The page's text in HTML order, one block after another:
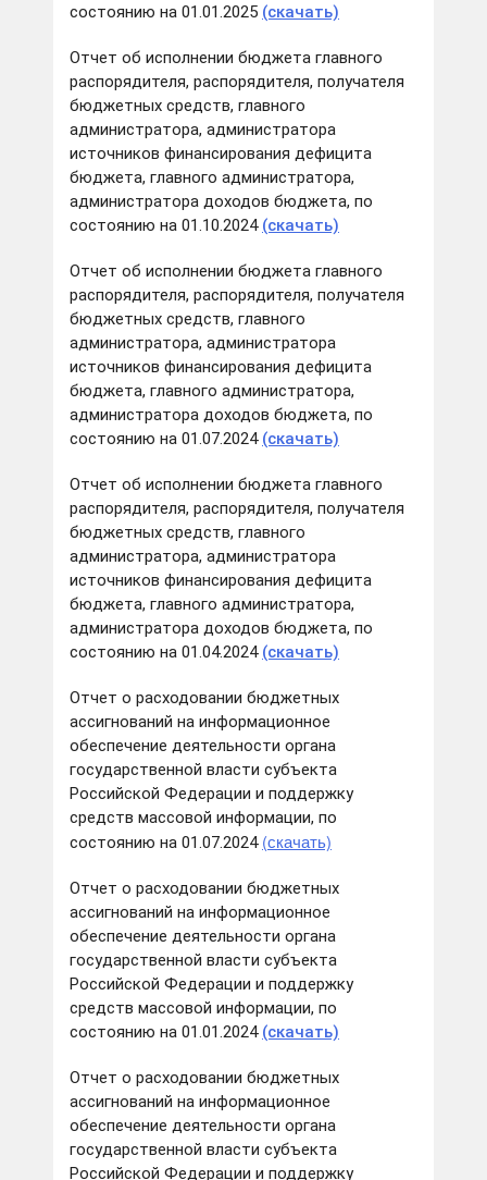
состоянию на 01.01.2025 (скачать)
Отчет об исполнении бюджета главного
распорядителя, распорядителя, получателя
бюджетных средств, главного
администратора, администратора
источников финансирования дефицита
бюджета, главного администратора,
администратора доходов бюджета, по
состоянию на 01.10.2024 (скачать)
Отчет об исполнении бюджета главного
распорядителя, распорядителя, получателя
бюджетных средств, главного
администратора, администратора
источников финансирования дефицита
бюджета, главного администратора,
администратора доходов бюджета, по
состоянию на 01.07.2024 (скачать)
Отчет об исполнении бюджета главного
распорядителя, распорядителя, получателя
бюджетных средств, главного
администратора, администратора
источников финансирования дефицита
бюджета, главного администратора,
администратора доходов бюджета, по
состоянию на 01.04.2024 (скачать)
Отчет о расходовании бюджетных
ассигнований на информационное
обеспечение деятельности органа
государственной власти субъекта
Российской Федерации и поддержку
средств массовой информации, по
состоянию на 01.07.2024 (скачать)
Отчет о расходовании бюджетных
ассигнований на информационное
обеспечение деятельности органа
государственной власти субъекта
Российской Федерации и поддержку
средств массовой информации, по
состоянию на 01.01.2024 (скачать)
Отчет о расходовании бюджетных
ассигнований на информационное
обеспечение деятельности органа
государственной власти субъекта
Российской Федерации и поддержку